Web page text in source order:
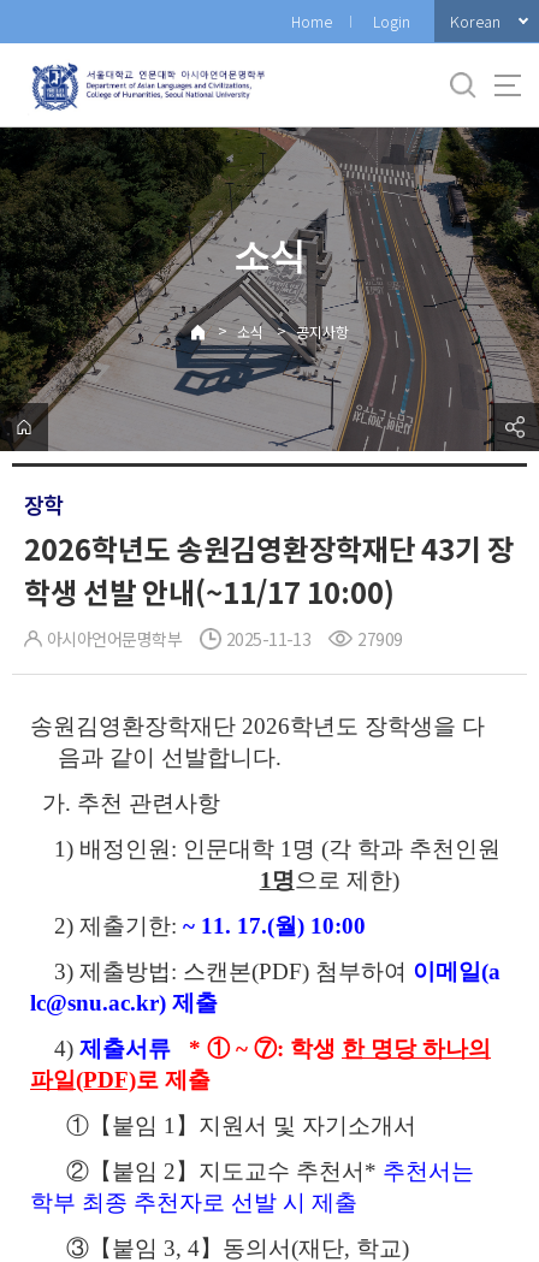
로
메
뉴
Home Login Korean
소식
> 소식 > 공지사항
장학
2026학년도 송원김영환장학재단 43기 장
학생 선발 안내(~11/17 10:00)
아시아언어문명학부 2025-11-13 27909
송원김영환장학재단 2026학년도 장학생을 다
음과 같이 선발합니다.
가. 추천 관련사항
1) 배정인원: 인문대학 1명 (각 학과 추천인원
1명 으로 제한)
2) 제출기한: ~ 11. 17.(월) 10:00
3) 제출방법: 스캔본(PDF) 첨부하여 이메일(a
lc@snu.ac.kr) 제출
4) 제출서류 * ① ~ ⑦: 학생 한 명당 하나의
파일(PDF)로 제출
①【붙임 1】지원서 및 자기소개서
②【붙임 2】지도교수 추천서* 추천서는
학부 최종 추천자로 선발 시 제출
③【붙임 3, 4】동의서(재단, 학교)